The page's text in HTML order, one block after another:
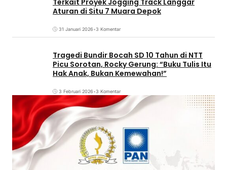
Terkait Proyek Jogging Track Langgar
Aturan di Situ 7 Muara Depok
31 Januari 2026•3 Komentar
Tragedi Bundir Bocah SD 10 Tahun di NTT
Picu Sorotan, Rocky Gerung: “Buku Tulis Itu
Hak Anak, Bukan Kemewahan!”
3 Februari 2026•3 Komentar